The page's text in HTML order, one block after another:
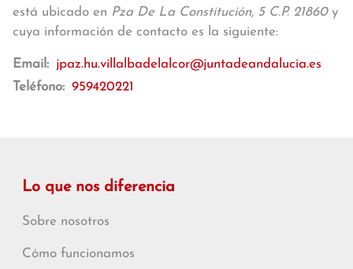
está ubicado en Pza De La Constitución, 5 C.P. 21860y
cuya información de contacto es la siguiente:
Email: jpaz.hu.villalbadelalcor@juntadeandalucia.es
Teléfono: 959420221
Lo que nos diferencia
Sobre nosotros
Cómo funcionamos